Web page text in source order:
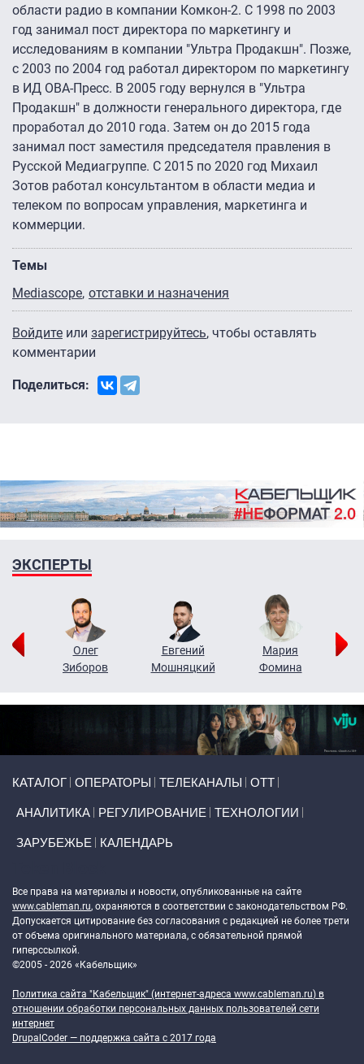
области радио в компании Комкон-2. С 1998 по 2003
год занимал пост директора по маркетингу и
исследованиям в компании "Ультра Продакшн". Позже,
с 2003 по 2004 год работал директором по маркетингу
в ИД ОВА-Пресс. В 2005 году вернулся в "Ультра
Продакшн" в должности генерального директора, где
проработал до 2010 года. Затем он до 2015 года
занимал пост заместиля председателя правления в
Русской Медиагруппе. С 2015 по 2020 год Михаил
Зотов работал консультантом в области медиа и
телеком по вопросам управления, маркетинга и
коммерции.
Темы
Mediascope отставки и назначения
Войдите или зарегистрируйтесь, чтобы оставлять
комментарии
Поделиться:
ЭКСПЕРТЫ
Олег
Зиборов
Евгений
Мошняцкий
Мария
Фомина
КАТАЛОГ ОПЕРАТОРЫ ТЕЛЕКАНАЛЫ ОТТ
АНАЛИТИКА РЕГУЛИРОВАНИЕ ТЕХНОЛОГИИ
ЗАРУБЕЖЬЕ КАЛЕНДАРЬ
Все права на материалы и новости, опубликованные на сайте
www.cableman.ru, охраняются в соответствии с законодательством РФ.
Допускается цитирование без согласования с редакцией не более трети
от объема оригинального материала, с обязательной прямой
гиперссылкой.
©2005 - 2026 «Кабельщик»
Политика сайта "Кабельщик" (интернет-адреса www.cableman.ru) в
отношении обработки персональных данных пользователей сети
интернет
DrupalCoder — поддержка сайта c 2017 года